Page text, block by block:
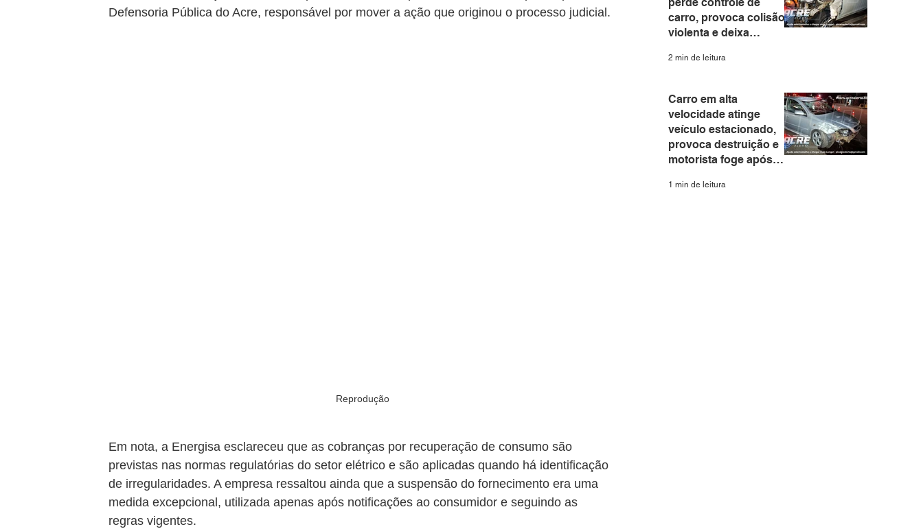
Defensoria Pública do Acre, responsável por mover a ação que originou o processo judicial.
Reprodução
Em nota, a Energisa esclareceu que as cobranças por recuperação de consumo são
previstas nas normas regulatórias do setor elétrico e são aplicadas quando há identificação
de irregularidades. A empresa ressaltou ainda que a suspensão do fornecimento era uma
medida excepcional, utilizada apenas após notificações ao consumidor e seguindo as
regras vigentes.
carro, provoca colisão
violenta e deixa
passageira feridos em
2 min de leitura
Carro em alta
velocidade atinge
veículo estacionado,
provoca destruição e
motorista foge após
Sobral
1 min de leitura